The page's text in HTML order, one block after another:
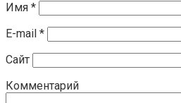
Имя *
E-mail *
Сайт
Комментарий